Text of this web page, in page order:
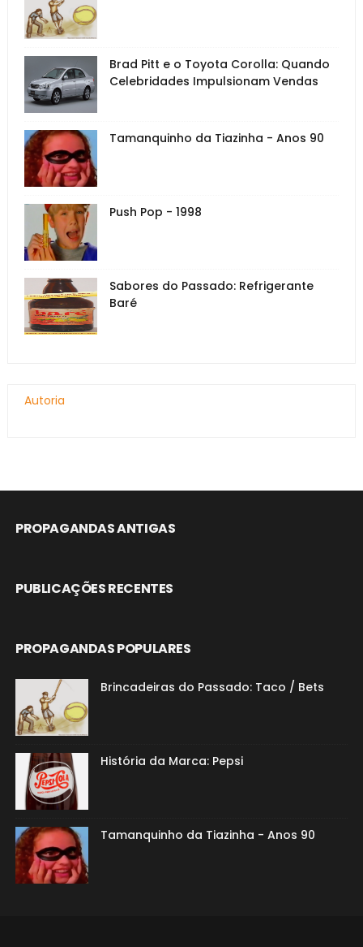
Brad Pitt e o Toyota Corolla: Quando
Celebridades Impulsionam Vendas
Tamanquinho da Tiazinha - Anos 90
Push Pop - 1998
Sabores do Passado: Refrigerante
Baré
Autoria
PROPAGANDAS ANTIGAS
PUBLICAÇÕES RECENTES
PROPAGANDAS POPULARES
Brincadeiras do Passado: Taco / Bets
História da Marca: Pepsi
Tamanquinho da Tiazinha - Anos 90